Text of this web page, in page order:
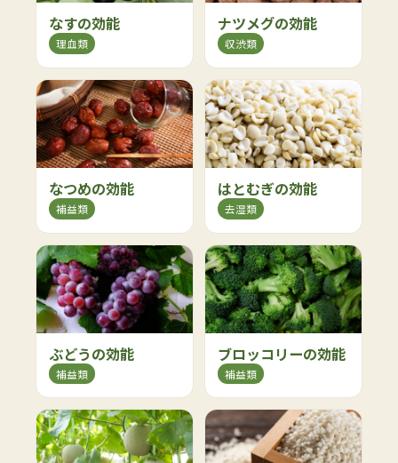
なすの効能
理血類
ナツメグの効能
収渋類
なつめの効能
補益類
はとむぎの効能
去湿類
ぶどうの効能
補益類
ブロッコリーの効能
補益類